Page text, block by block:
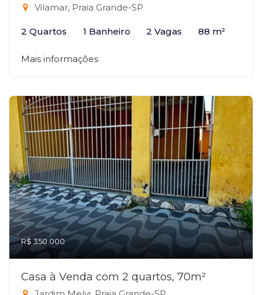
Vilamar, Praia Grande-SP
2 Quartos 1 Banheiro 2 Vagas 88 m²
Mais informações
R$ 350.000
Casa à Venda com 2 quartos, 70m²